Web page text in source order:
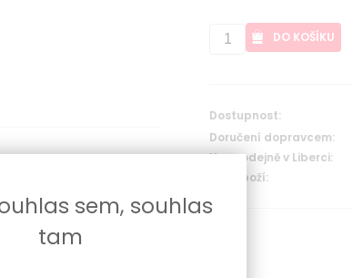
DO KOŠÍKU
Dostupnost:
Doručení dopravcem:
Na prodejně v Liberci:
Kód zboží:
spolupráci s další
Preciosa (nejsou
sem, souhlas
tam